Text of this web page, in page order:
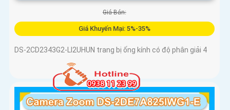
Giá Bán:
Giá Khuyến Mại: 5%-35%
DS-2CD2343G2-LI2UHUN trang bị ống kính có độ phân giải 4